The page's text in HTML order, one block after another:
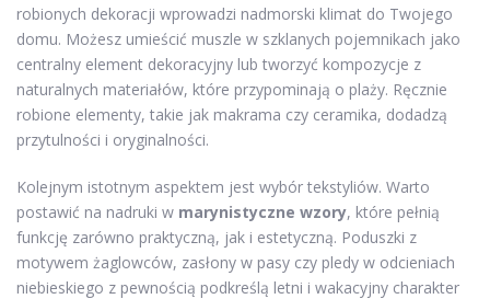
robionych dekoracji wprowadzi nadmorski klimat do Twojego
domu. Możesz umieścić muszle w szklanych pojemnikach jako
centralny element dekoracyjny lub tworzyć kompozycje z
naturalnych materiałów, które przypominają o plaży. Ręcznie
robione elementy, takie jak makrama czy ceramika, dodadzą
przytulności i oryginalności.
Kolejnym istotnym aspektem jest wybór tekstyliów. Warto
postawić na nadruki w marynistyczne wzory, które pełnią
funkcję zarówno praktyczną, jak i estetyczną. Poduszki z
motywem żaglowców, zasłony w pasy czy pledy w odcieniach
niebieskiego z pewnością podkreślą letni i wakacyjny charakter